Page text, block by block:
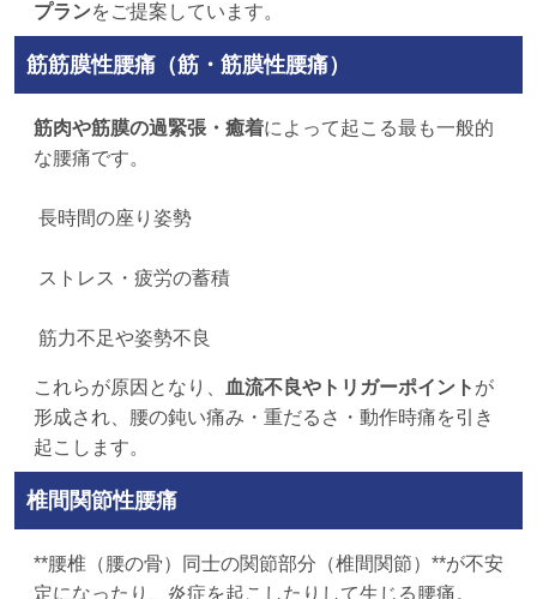
プランをご提案しています。
筋筋膜性腰痛（筋・筋膜性腰痛）
筋肉や筋膜の過緊張・癒着によって起こる最も一般的
な腰痛です。
長時間の座り姿勢
ストレス・疲労の蓄積
筋力不足や姿勢不良
これらが原因となり、 血流不良やトリガーポイント が
形成され、腰の鈍い痛み・重だるさ・動作時痛を引き
起こします。
椎間関節性腰痛
**腰椎（腰の骨）同士の関節部分（椎間関節）**が不安
定になったり、炎症を起こしたりして生じる腰痛。